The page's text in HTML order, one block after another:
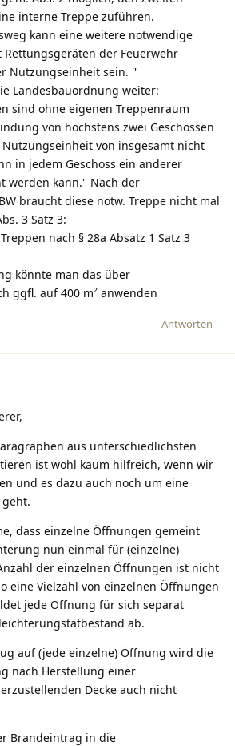
interne Treppe zuführen.
kann eine weitere notwendige
der Feuerwehr
Nutzungseinheit sein. ''
Landesbauordnung weiter:
sind ohne eigenen Treppenraum
von höchstens zwei Geschossen
von insgesamt nicht
in jedem Geschoss ein anderer
werden kann.'' Nach der
braucht diese notw. Treppe nicht mal
3 Satz 3:
nach § 28a Absatz 1 Satz 3
könnte man das über
ggfl. auf 400 m² anwenden
Antworten
aus unterschiedlichsten
ist wohl kaum hilfreich, wenn wir
und es dazu auch noch um eine
dass einzelne Öffnungen gemeint
nun einmal für (einzelne)
der einzelnen Öffnungen ist nicht
eine Vielzahl von einzelnen Öffnungen
jede Öffnung für sich separat
ab.
auf (jede einzelne) Öffnung wird die
nach Herstellung einer
Decke auch nicht
Brandeintrag in die